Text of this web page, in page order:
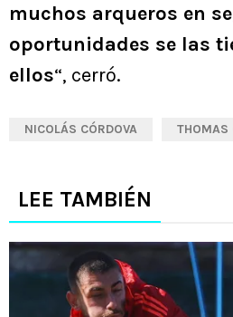
muchos arqueros en
oportunidades se las
ellos“, cerró.
NICOLÁS CÓRDOVA THOMAS
LEE TAMBIÉN